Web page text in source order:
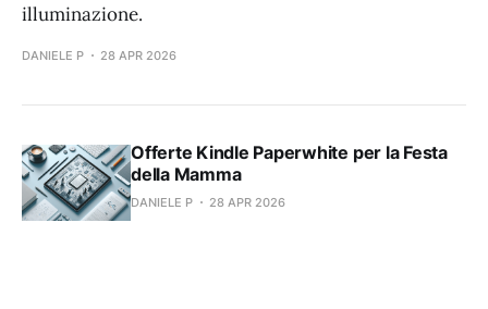
illuminazione.
DANIELE P 28 APR 2026
Offerte Kindle Paperwhite per la Festa
della Mamma
DANIELE P 28 APR 2026